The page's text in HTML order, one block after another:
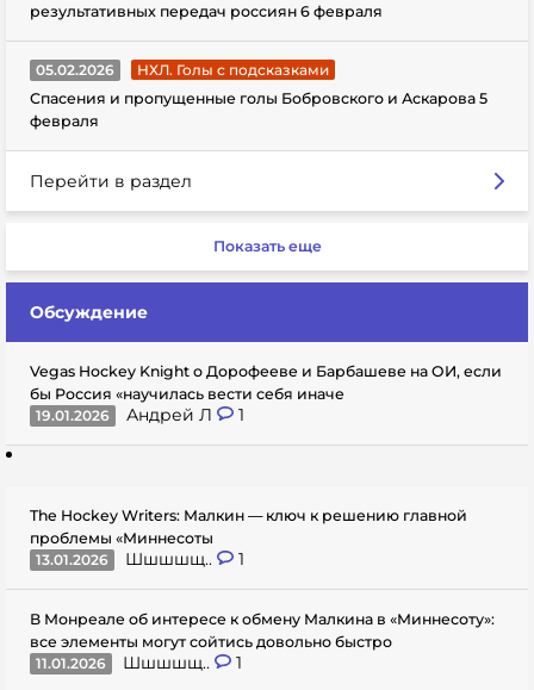
результативных передач россиян 6 февраля
05.02.2026
НХЛ. Голы с подсказками
Спасения и пропущенные голы Бобровского и Аскарова 5
февраля
Перейти в раздел
Показать еще
Обсуждение
Vegas Hockey Knight о Дорофееве и Барбашеве на ОИ, если
бы Россия «научилась вести себя иначе
19.01.2026
Андрей Л 1
The Hockey Writers: Малкин — ключ к решению главной
проблемы «Миннесоты
13.01.2026
Шшшшщ.. 1
В Монреале об интересе к обмену Малкина в «Миннесоту»:
все элементы могут сойтись довольно быстро
11.01.2026
Шшшшщ.. 1